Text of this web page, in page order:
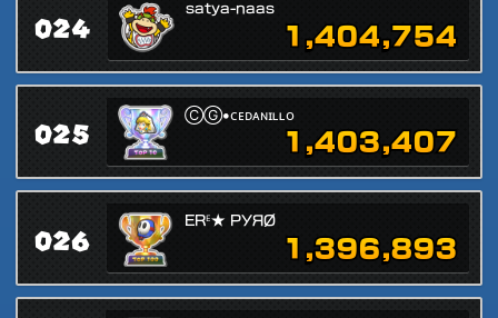
024
satya-naas
1,404,754
025
ⒸⒼ•ᴄᴇᴅᴀɴɪʟʟᴏ
1,403,407
026
ERᴱ★ PУЯØ
1,396,893